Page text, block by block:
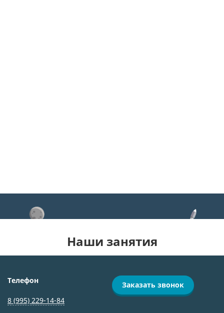
Наши занятия
Телефон
8 (995) 229-14-84
Заказать звонок